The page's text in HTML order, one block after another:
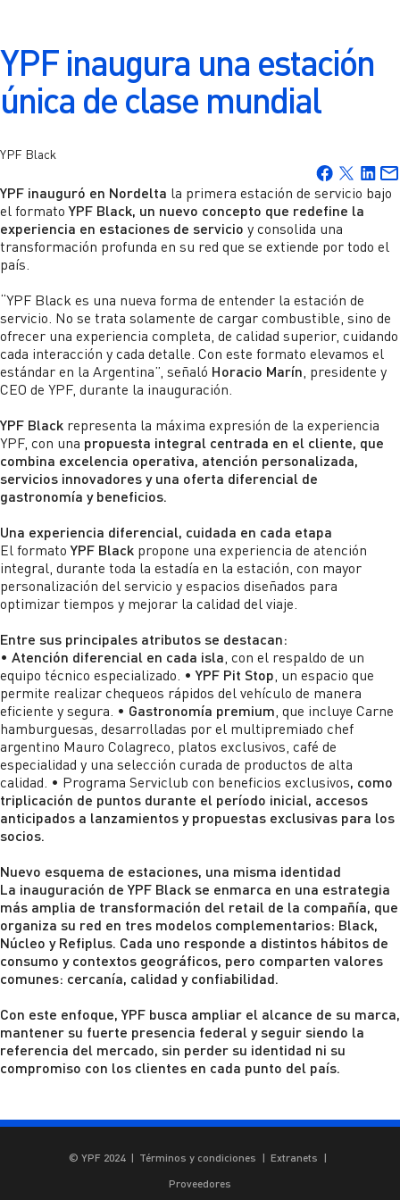
Complejo Industrial La Plata
Presencia regional
YPF Bolivia
Comunicate con nosotros
Atención al cliente
Envianos tu consulta
Comunicate telefónicamente
Teléfonos corporativos
Cotización de la acción
Dividendos
Calificaciones crediticias
Cobertura de analistas
Comunicados
Sustentabilidad
Reportes de sustentabilidad
Gobierno corporativo
Composición accionaria
Capital suscripto
Directorio
Comisión fiscalizadora
Comité de auditoria
Comités del directorio
Management
Asamblea de accionistas
Estatuto
Documentos corporativos
Servicios para inversores
Preguntas Frecuentes
Comunicate con nosotros
Formulario de Contacto
Jóvenes en Tecnología
Ir a Industrias y Negocios >
Aviación
Transporte
Minería
Oil & Gas
Infraestructura y Construcción
Mercado Naval
Industrias, Energía y Organismos
Agropecuario
Ir a YPF Gas >
Gas a granel
Comprá tu garrafa YPF
Envases livianos
Blog
Webinars
Ir a Lubricantes YPF >
Ir a YPF Química >
Ir a YPF Boxes >
Ir a App YPF >
Ir a ServiClub >
Condiciones de compras y contrataciones
Soy proveedor de YPF
Certificados e información impositiva
Desarrollo de proveedores
Cadena de valor sustentable
Inglés
YPF Energía Argentina >
YPF Digital >
Argentina LNG >
Proyectos Offshore >
Desafío Vaca Muerta >
Fundación YPF >
Y-TEC >
YPF Luz >
VMOS >
YPF inaugura una estación
única de clase mundial
YPF Black
Facebook
TwitterLinkedin
Mail
YPF inauguró en Nordelta la primera estación de servicio bajo
el formatoYPF Black, un nuevo concepto que redefine la
experiencia en estaciones de servicio y consolida una
transformación profunda en su red que se extiende por todo el
país.
“YPF Black es una nueva forma de entender la estación de
servicio. No se trata solamente de cargar combustible, sino de
ofrecer una experiencia completa, de calidad superior, cuidando
cada interacción y cada detalle. Con este formato elevamos el
estándar en la Argentina”, señaló Horacio Marín, presidente y
CEO de YPF, durante la inauguración.
YPF Black representa la máxima expresión de la experiencia
YPF, con una propuesta integral centrada en el cliente, que
combina excelencia operativa, atención personalizada,
servicios innovadores y una oferta diferencial de
gastronomía y beneficios.
Una experiencia diferencial, cuidada en cada etapa
El formatoYPF Black propone una experiencia de atención
integral, durante toda la estadía en la estación, con mayor
personalización del servicio y espacios diseñados para
optimizar tiempos y mejorar la calidad del viaje.
Entre sus principales atributos se destacan:
• Atención diferencial en cada isla, con el respaldo de un
equipo técnico especializado. •YPF Pit Stop, un espacio que
permite realizar chequeos rápidos del vehículo de manera
eficiente y segura. • Gastronomía premium, que incluye Carne
hamburguesas, desarrolladas por el multipremiado chef
argentino Mauro Colagreco, platos exclusivos, café de
especialidad y una selección curada de productos de alta
calidad. • Programa Serviclub con beneficios exclusivos, como
triplicación de puntos durante el período inicial, accesos
anticipados a lanzamientos y propuestas exclusivas para los
socios.
Nuevo esquema de estaciones, una misma identidad
La inauguración de YPF Black se enmarca en una estrategia
más amplia de transformación del retail de la compañía, que
organiza su red en tres modelos complementarios: Black,
Núcleo y Refiplus. Cada uno responde a distintos hábitos de
consumo y contextos geográficos, pero comparten valores
comunes: cercanía, calidad y confiabilidad.
Con este enfoque,YPF busca ampliar el alcance de su marca,
mantener su fuerte presencia federal y seguir siendo la
referencia del mercado, sin perder su identidad ni su
compromiso con los clientes en cada punto del país.
© YPF 2024| Términos y condiciones | Extranets |
Proveedores